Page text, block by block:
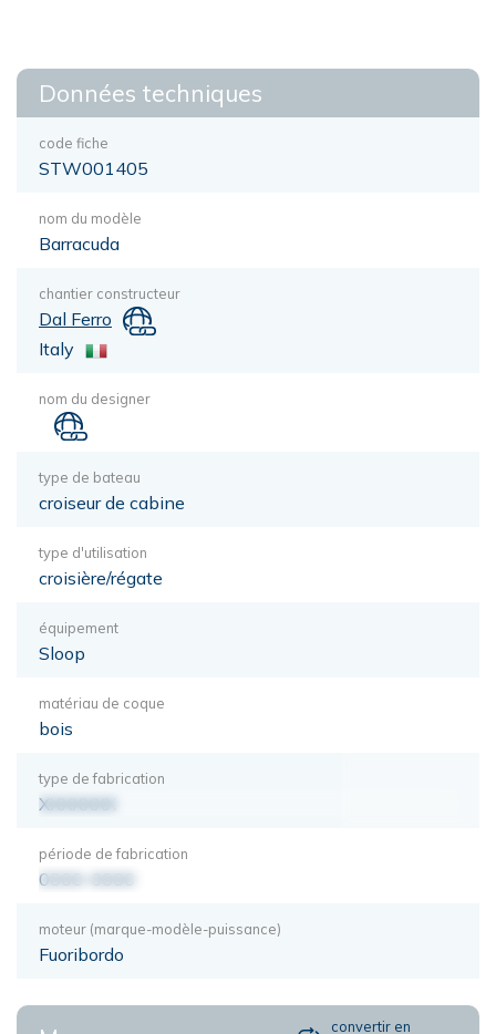
Données techniques
code fiche
STW001405
nom du modèle
Barracuda
chantier constructeur
Dal Ferro
Italy
nom du designer
type de bateau
croiseur de cabine
type d'utilisation
croisière/régate
équipement
Sloop
matériau de coque
bois
type de fabrication
XXXXXXX
période de fabrication
0000-0000
moteur (marque-modèle-puissance)
Fuoribordo
convertir en